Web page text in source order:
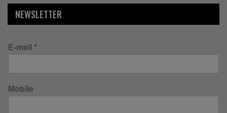
NEWSLETTER
E-mail *
Mobile